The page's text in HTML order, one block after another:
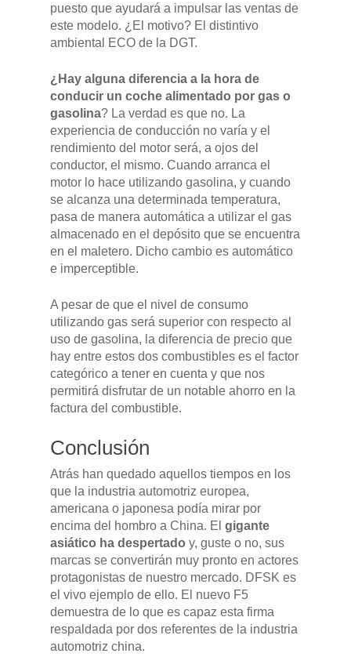
puesto que ayudará a impulsar las ventas de
este modelo. ¿El motivo? El distintivo
ambiental ECO de la DGT.
¿Hay alguna diferencia a la hora de
conducir un coche alimentado por gas o
gasolina? La verdad es que no. La
experiencia de conducción no varía y el
rendimiento del motor será, a ojos del
conductor, el mismo. Cuando arranca el
motor lo hace utilizando gasolina, y cuando
se alcanza una determinada temperatura,
pasa de manera automática a utilizar el gas
almacenado en el depósito que se encuentra
en el maletero. Dicho cambio es automático
e imperceptible.
A pesar de que el nivel de consumo
utilizando gas será superior con respecto al
uso de gasolina, la diferencia de precio que
hay entre estos dos combustibles es el factor
categórico a tener en cuenta y que nos
permitirá disfrutar de un notable ahorro en la
factura del combustible.
Conclusión
Atrás han quedado aquellos tiempos en los
que la industria automotriz europea,
americana o japonesa podía mirar por
encima del hombro a China. El gigante
asiático ha despertado y, guste o no, sus
marcas se convertirán muy pronto en actores
protagonistas de nuestro mercado. DFSK es
el vivo ejemplo de ello. El nuevo F5
demuestra de lo que es capaz esta firma
respaldada por dos referentes de la industria
automotriz china.